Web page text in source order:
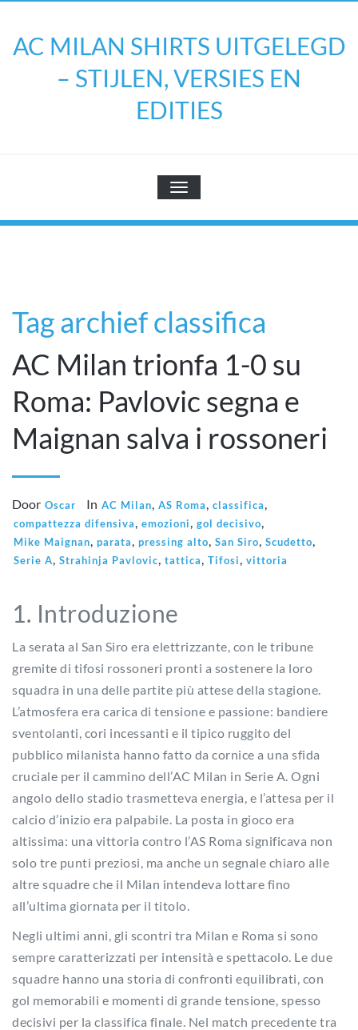
inhoud
AC MILAN SHIRTS UITGELEGD
– STIJLEN, VERSIES EN
EDITIES
TOGGLE NAVIGATIE
Tag archief classifica
AC Milan trionfa 1-0 su
Roma: Pavlovic segna e
Maignan salva i rossoneri
Door Oscar In AC Milan, AS Roma, classifica,
compattezza difensiva, emozioni, gol decisivo,
Mike Maignan, parata, pressing alto, San Siro, Scudetto,
Serie A, Strahinja Pavlovic, tattica, Tifosi, vittoria
1. Introduzione
La serata al San Siro era elettrizzante, con le tribune
gremite di tifosi rossoneri pronti a sostenere la loro
squadra in una delle partite più attese della stagione.
L’atmosfera era carica di tensione e passione: bandiere
sventolanti, cori incessanti e il tipico ruggito del
pubblico milanista hanno fatto da cornice a una sfida
cruciale per il cammino dell’AC Milan in Serie A. Ogni
angolo dello stadio trasmetteva energia, e l’attesa per il
calcio d’inizio era palpabile. La posta in gioco era
altissima: una vittoria contro l’AS Roma significava non
solo tre punti preziosi, ma anche un segnale chiaro alle
altre squadre che il Milan intendeva lottare fino
all’ultima giornata per il titolo.
Negli ultimi anni, gli scontri tra Milan e Roma si sono
sempre caratterizzati per intensità e spettacolo. Le due
squadre hanno una storia di confronti equilibrati, con
gol memorabili e momenti di grande tensione, spesso
decisivi per la classifica finale. Nel match precedente tra